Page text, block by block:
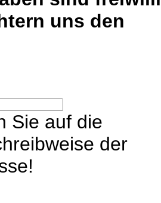
uns den
Sie auf die
der